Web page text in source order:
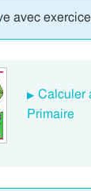
avec
Calculer
Primaire